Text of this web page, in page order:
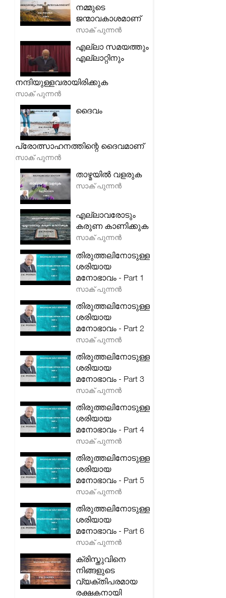
നമ്മുടെ
ജന്മാവകാശമാണ്
സാക് പുന്നൻ
എല്ലാ സമയത്തും
എല്ലാറ്റിനും
നന്ദിയുള്ളവരായിരിക്കുക
സാക് പുന്നൻ
ദൈവം
പ്രോത്സാഹനത്തിന്റെ ദൈവമാണ്
സാക് പുന്നൻ
താഴ്മയിൽ വളരുക
സാക് പുന്നൻ
എല്ലാവരോടും
കരുണ കാണിക്കുക
സാക് പുന്നൻ
തിരുത്തലിനോടുള്ള
ശരിയായ
മനോഭാവം - Part 1
സാക് പുന്നൻ
തിരുത്തലിനോടുള്ള
ശരിയായ
മനോഭാവം - Part 2
സാക് പുന്നൻ
തിരുത്തലിനോടുള്ള
ശരിയായ
മനോഭാവം - Part 3
സാക് പുന്നൻ
തിരുത്തലിനോടുള്ള
ശരിയായ
മനോഭാവം - Part 4
സാക് പുന്നൻ
തിരുത്തലിനോടുള്ള
ശരിയായ
മനോഭാവം - Part 5
സാക് പുന്നൻ
തിരുത്തലിനോടുള്ള
ശരിയായ
മനോഭാവം - Part 6
സാക് പുന്നൻ
ക്രിസ്തുവിനെ
നിങ്ങളുടെ
വ്യക്തിപരമായ
രക്ഷകനായി